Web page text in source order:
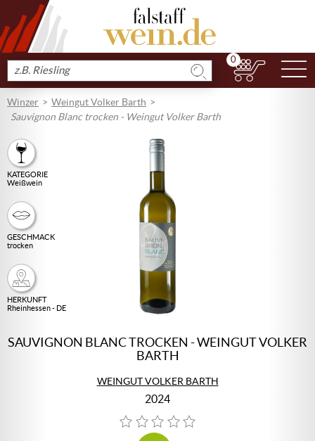
Produkt
suchen
0
Winzer
Weingut Volker Barth
Sauvignon Blanc trocken - Weingut Volker Barth
KATEGORIE
Weißwein
GESCHMACK
trocken
HERKUNFT
Rheinhessen - DE
SAUVIGNON BLANC TROCKEN - WEINGUT VOLKER
BARTH
WEINGUT VOLKER BARTH
2024